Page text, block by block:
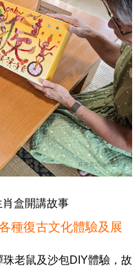
盒開講故事
種復古文化體驗及展
老鼠及沙包DIY體驗，故